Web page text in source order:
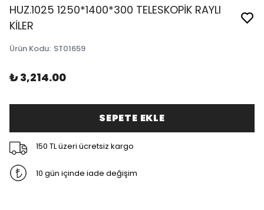
HUZ.1025 1250*1400*300 TELESKOPİK RAYLI
KİLER
Ürün Kodu: ST01659
₺ 3,214.00
SEPETE EKLE
150 TL üzeri ücretsiz kargo
10 gün içinde iade değişim